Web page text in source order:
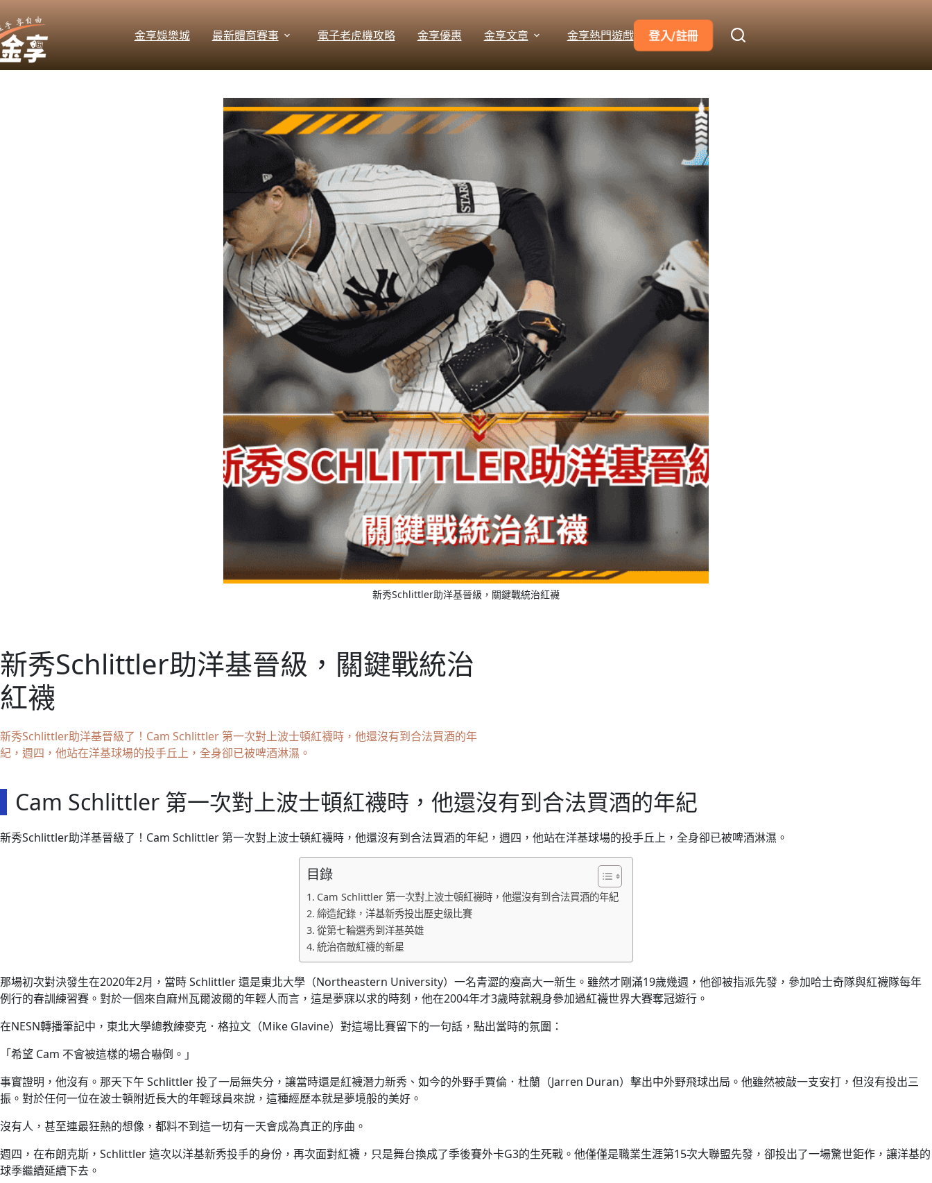
至
主
要
內
金享娛樂城 最新體育賽事 電子老虎機攻略 金享優惠 金享文章 金享熱門遊戲 登入/註冊
新秀Schlittler助洋基晉級，關鍵戰統治紅襪
新秀Schlittler助洋基晉級，關鍵戰統治
紅襪
新秀Schlittler助洋基晉級了！Cam Schlittler 第一次對上波士頓紅襪時，他還沒有到合法買酒的年
紀，週四，他站在洋基球場的投手丘上，全身卻已被啤酒淋濕。
Cam Schlittler 第一次對上波士頓紅襪時，他還沒有到合法買酒的年紀
新秀Schlittler助洋基晉級了！Cam Schlittler 第一次對上波士頓紅襪時，他還沒有到合法買酒的年紀，週四，他站在洋基球場的投手丘上，全身卻已被啤酒淋濕。
目錄
Cam Schlittler 第一次對上波士頓紅襪時，他還沒有到合法買酒的年紀
締造紀錄，洋基新秀投出歷史級比賽
從第七輪選秀到洋基英雄
統治宿敵紅襪的新星
那場初次對決發生在2020年2月，當時 Schlittler 還是東北大學（Northeastern University）一名青澀的瘦高大一新生。雖然才剛滿19歲幾週，他卻被指派先發，參加哈士奇隊與紅襪隊每年
例行的春訓練習賽。對於一個來自麻州瓦爾波爾的年輕人而言，這是夢寐以求的時刻，他在2004年才3歲時就親身參加過紅襪世界大賽奪冠遊行。
在NESN轉播筆記中，東北大學總教練麥克．格拉文（Mike Glavine）對這場比賽留下的一句話，點出當時的氛圍：
「希望 Cam 不會被這樣的場合嚇倒。」
事實證明，他沒有。那天下午 Schlittler 投了一局無失分，讓當時還是紅襪潛力新秀、如今的外野手賈倫．杜蘭（Jarren Duran）擊出中外野飛球出局。他雖然被敲一支安打，但沒有投出三
振。對於任何一位在波士頓附近長大的年輕球員來說，這種經歷本就是夢境般的美好。
沒有人，甚至連最狂熱的想像，都料不到這一切有一天會成為真正的序曲。
週四，在布朗克斯，Schlittler 這次以洋基新秀投手的身份，再次面對紅襪，只是舞台換成了季後賽外卡G3的生死戰。他僅僅是職業生涯第15次大聯盟先發，卻投出了一場驚世鉅作，讓洋基的
球季繼續延續下去。